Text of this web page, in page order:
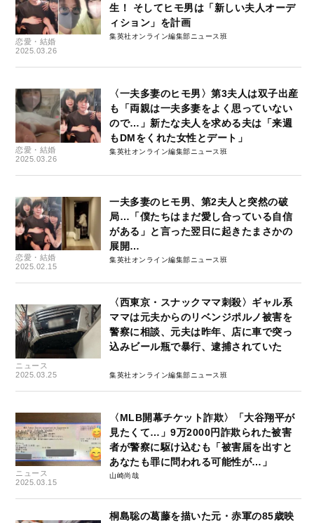
恋愛・結婚
2025.03.26
生！ そしてヒモ男は「新しい夫人オーデ
ィション」を計画
集英社オンライン編集部ニュース班
恋愛・結婚
2025.03.26
〈一夫多妻のヒモ男〉第3夫人は双子出産
も「両親は一夫多妻をよく思っていない
ので…」新たな夫人を求める夫は「来週
もDMをくれた女性とデート」
集英社オンライン編集部ニュース班
恋愛・結婚
2025.02.15
一夫多妻のヒモ男、第2夫人と突然の破
局…「僕たちはまだ愛し合っている自信
がある」と言った翌日に起きたまさかの
展開…
集英社オンライン編集部ニュース班
ニュース
2025.03.25
〈西東京・スナックママ刺殺〉ギャル系
ママは元夫からのリベンジポルノ被害を
警察に相談、元夫は昨年、店に車で突っ
込みビール瓶で暴行、逮捕されていた
集英社オンライン編集部ニュース班
ニュース
2025.03.15
〈MLB開幕チケット詐欺〉「大谷翔平が
見たくて…」9万2000円詐欺られた被害
者が警察に駆け込むも「被害届を出すと
あなたも罪に問われる可能性が…」
山崎尚哉
桐島聡の葛藤を描いた元・赤軍の85歳映